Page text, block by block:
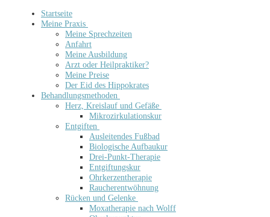
Startseite
Meine Praxis
Meine Sprechzeiten
Anfahrt
Meine Ausbildung
Arzt oder Heilpraktiker?
Meine Preise
Der Eid des Hippokrates
Behandlungsmethoden
Herz, Kreislauf und Gefäße
Mikrozirkulationskur
Entgiften
Ausleitendes Fußbad
Biologische Aufbaukur
Drei-Punkt-Therapie
Entgiftungskur
Ohrkerzentherapie
Raucherentwöhnung
Rücken und Gelenke
Moxatherapie nach Wolff